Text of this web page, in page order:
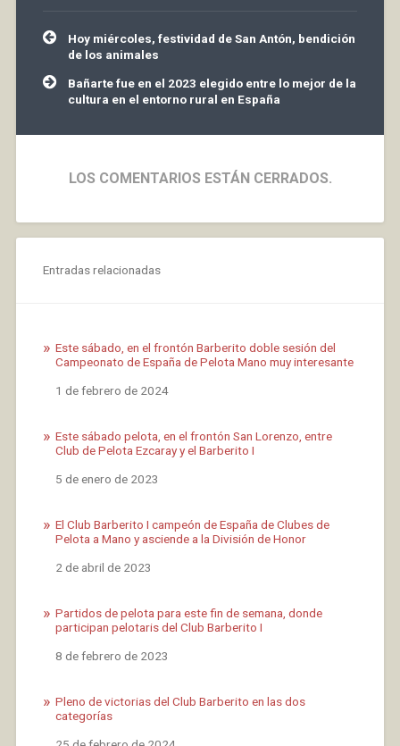
Navegación
de
entradas
Hoy miércoles, festividad de San Antón, bendición
de los animales
Bañarte fue en el 2023 elegido entre lo mejor de la
cultura en el entorno rural en España
LOS COMENTARIOS ESTÁN CERRADOS.
Entradas relacionadas
Este sábado, en el frontón Barberito doble sesión del
Campeonato de España de Pelota Mano muy interesante
Fecha
1 de febrero de 2024
Este sábado pelota, en el frontón San Lorenzo, entre
Club de Pelota Ezcaray y el Barberito I
Fecha
5 de enero de 2023
El Club Barberito I campeón de España de Clubes de
Pelota a Mano y asciende a la División de Honor
Fecha
2 de abril de 2023
Partidos de pelota para este fin de semana, donde
participan pelotaris del Club Barberito I
Fecha
8 de febrero de 2023
Pleno de victorias del Club Barberito en las dos
categorías